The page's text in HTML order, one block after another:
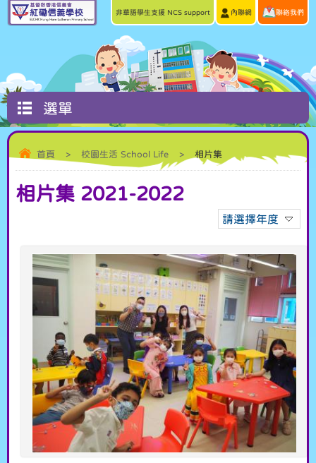
非華語學生支援 NCS support 內聯網 聯絡我們
選單
首頁 > 校園生活 School Life > 相片集
相片集 2021-2022
請選擇年度